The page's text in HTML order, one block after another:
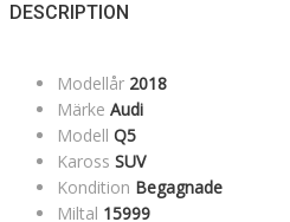
DESCRIPTION
Modellår 2018
Märke Audi
Modell Q5
Kaross SUV
Kondition Begagnade
Miltal 15999